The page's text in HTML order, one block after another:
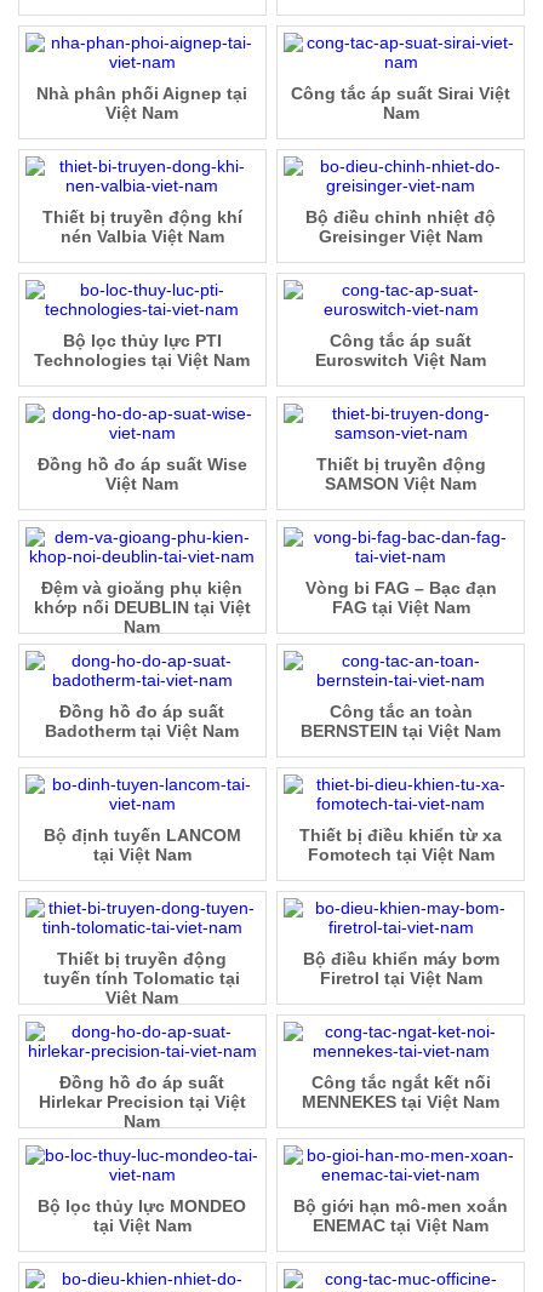
Công tắc áp suất Sirai Việt
Nam
Nhà phân phối Aignep tại
Việt Nam
Bộ điều chỉnh nhiệt độ
Greisinger Việt Nam
Thiết bị truyền động khí
nén Valbia Việt Nam
Công tắc áp suất
Euroswitch Việt Nam
Bộ lọc thủy lực PTI
Technologies tại Việt Nam
Thiết bị truyền động
SAMSON Việt Nam
Đồng hồ đo áp suất Wise
Việt Nam
Vòng bi FAG – Bạc đạn
FAG tại Việt Nam
Đệm và gioăng phụ kiện
khớp nối DEUBLIN tại Việt
Nam
Công tắc an toàn
BERNSTEIN tại Việt Nam
Đồng hồ đo áp suất
Badotherm tại Việt Nam
Thiết bị điều khiển từ xa
Fomotech tại Việt Nam
Bộ định tuyến LANCOM
tại Việt Nam
Bộ điều khiển máy bơm
Firetrol tại Việt Nam
Thiết bị truyền động
tuyến tính Tolomatic tại
Việt Nam
Công tắc ngắt kết nối
MENNEKES tại Việt Nam
Đồng hồ đo áp suất
Hirlekar Precision tại Việt
Nam
Bộ giới hạn mô-men xoắn
ENEMAC tại Việt Nam
Bộ lọc thủy lực MONDEO
tại Việt Nam